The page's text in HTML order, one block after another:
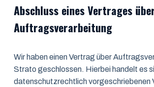
Abschluss eines Vertrages
Auftragsverarbeitung
Wir haben einen Vertrag über
Strato geschlossen. Hierbei handelt es
datenschutzrechtlich vorgeschriebenen